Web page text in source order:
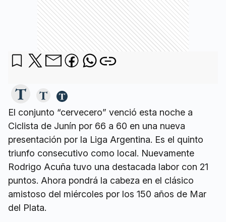
El conjunto “cervecero” venció esta noche a
Ciclista de Junín por 66 a 60 en una nueva
presentación por la Liga Argentina. Es el quinto
triunfo consecutivo como local. Nuevamente
Rodrigo Acuña tuvo una destacada labor con 21
puntos. Ahora pondrá la cabeza en el clásico
amistoso del miércoles por los 150 años de Mar
del Plata.